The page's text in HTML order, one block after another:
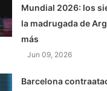
Mundial 2026: los
la madrugada de
más
Jun 09, 2026
Barcelona